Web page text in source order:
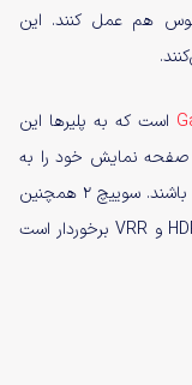
هم عمل کنند. این
است که به پلیرها این
صفحه نمایش خود را به
اشتراک بگذارند و حتی تماس‌های ویدیویی داشته باشند. سوییچ ۲ همچنین
از پشتیبانی خروجی ۴K در حالت داکی، قابلیت HDR و VRR برخوردار است